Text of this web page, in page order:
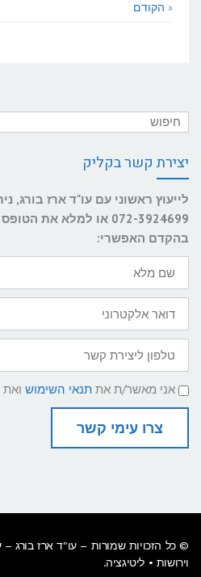
« הקודם
יצירת קשר בקליק
לייעוץ ראשוני עם עו"ד ארז בורג,
072-3924699 או למלא את
בהקדם האפשרי:
שם
מלא
דואר
אלקטרוני
טלפון
ליצירת
קשר
תנאי
שימוש
ומדיניות
פרטיות
אני מאשר/ת את תנאי השימוש ואת
צרו עימי קשר
© כל הזכויות שמורות –עו"ד ארז בורג –
וירושות • ליטיגציה.